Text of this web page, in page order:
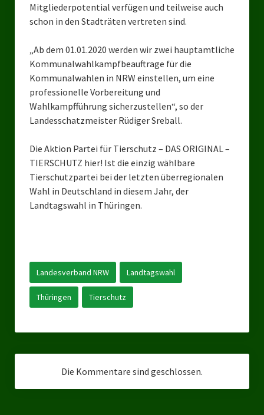
Landesverband Hamburg
Kommunale Gremien
Ratsfraktion Tierschutz Aktiv Neuss Jetzt!
Ratsgruppe Freie Wähler Tierschutz PARTEI Düsseldorf
Ratsgruppe TIERSCHUTZ GUT Gelsenkirchen
Ratsgruppe DKP / TIERSCHUTZ Bottrop
Kreistagsgruppe TIERSCHUTZ hier! Mettmann
Kommunalwahl Nordrhein-Westfalen 2025
Unsere Oberbürgermeister-Kandidaten
Mitgliederpotential verfügen und teilweise auch
schon in den Stadträten vertreten sind.
„Ab dem 01.01.2020 werden wir zwei hauptamtliche
Kommunalwahlkampfbeauftrage für die
Kommunalwahlen in NRW einstellen, um eine
professionelle Vorbereitung und
Wahlkampfführung sicherzustellen“, so der
Landesschatzmeister Rüdiger Sreball.
Die Aktion Partei für Tierschutz – DAS ORIGINAL –
TIERSCHUTZ hier! Ist die einzig wählbare
Tierschutzpartei bei der letzten überregionalen
Wahl in Deutschland in diesem Jahr, der
Landtagswahl in Thüringen.
Landesverband NRW Landtagswahl
Thüringen Tierschutz
Die Kommentare sind geschlossen.